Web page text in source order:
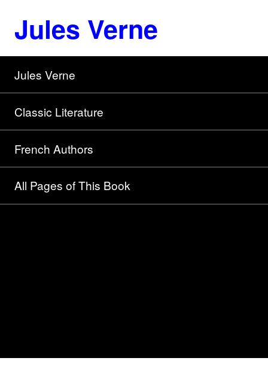
Jules Verne
Jules Verne
Classic Literature
French Authors
All Pages of This Book